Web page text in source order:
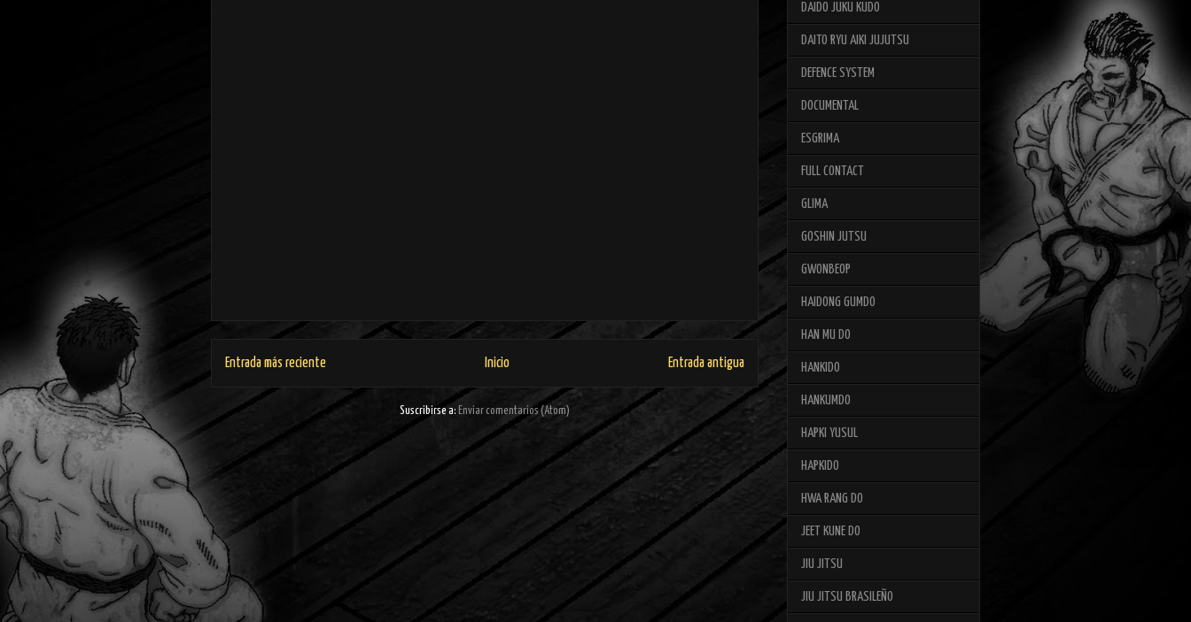
Entrada más reciente Entrada antigua
Inicio
Suscribirse a: Enviar comentarios (Atom)
DAIDO JUKU KUDO
DAITO RYU AIKI JUJUTSU
DEFENCE SYSTEM
DOCUMENTAL
ESGRIMA
FULL CONTACT
GLIMA
GOSHIN JUTSU
GWONBEOP
HAIDONG GUMDO
HAN MU DO
HANKIDO
HANKUMDO
HAPKI YUSUL
HAPKIDO
HWA RANG DO
JEET KUNE DO
JIU JITSU
JIU JITSU BRASILEÑO